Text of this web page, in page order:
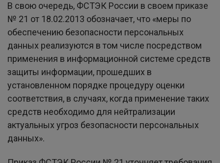
В свою очередь, ФСТЭК России в своем приказе
№ 21 от 18.02.2013 обозначает, что «меры по
обеспечению безопасности персональных
данных реализуются в том числе посредством
применения в информационной системе средств
защиты информации, прошедших в
установленном порядке процедуру оценки
соответствия, в случаях, когда применение таких
средств необходимо для нейтрализации
актуальных угроз безопасности персональных
данных».